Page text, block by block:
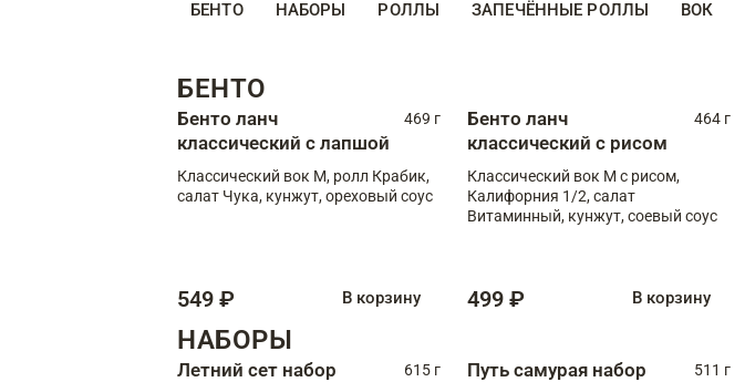
БЕНТО НАБОРЫ РОЛЛЫ ЗАПЕЧЁННЫЕ РОЛЛЫ ВОК
БЕНТО
Бенто ланч
классический с лапшой
469 г
Классический вок М, ролл Крабик,
салат Чука, кунжут, ореховый соус
549 ₽ В корзину
Бенто ланч
классический с рисом
464 г
Классический вок М с рисом,
Калифорния 1/2, салат
Витаминный, кунжут, соевый соус
499 ₽ В корзину
НАБОРЫ
Летний сет набор
615 г
Путь самурая набор
511 г